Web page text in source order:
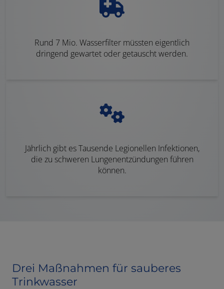
Rund 7 Mio. Wasserfilter müssten eigentlich
dringend gewartet oder getauscht werden.
Jährlich gibt es Tausende Legionellen Infektionen,
die zu schweren Lungenentzündungen führen
können.
Drei Maßnahmen für sauberes
Trinkwasser